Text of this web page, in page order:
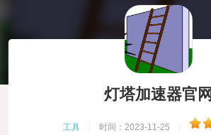
灯塔加速器官网
工具 时间：2023-11-25